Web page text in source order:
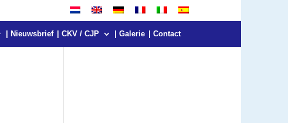
| Nieuwsbrief | CKV / CJP | Galerie | Contact